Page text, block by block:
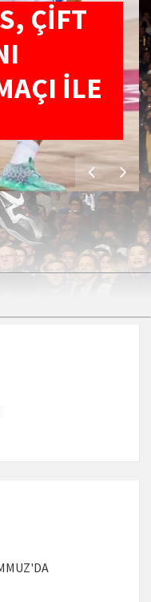
ÇİFT
İLE